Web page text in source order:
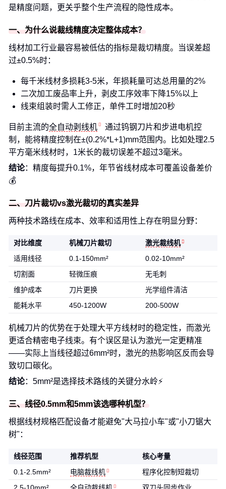
是精度问题，更关乎整个生产流程的隐性成本。
一、为什么说裁线精度决定整体成本？
线材加工行业最容易被低估的指标是裁切精度。当误差超
过±0.5%时：
每千米线材多损耗3-5米，年损耗量可达总用量的2%
二次加工废品率上升，剥皮工序效率下降15%以上
线束组装时需人工修正，单件工时增加20秒
目前主流的全自动剥线机
通过钨钢刀片和步进电机控
制，能将精度控制在±(0.2%*L+1)mm范围内。比如处理2.5
平方毫米线材时，1米长的裁切误差不超过3毫米。
结论：精度每提升0.1%，年节省线材成本可覆盖设备差价
💰
二、刀片裁切vs激光裁切的真实差异
两种技术路线在成本、效率和适用性上存在明显分野：
对比维度 机械刀片裁切
激光裁线机
适用线径
0.1-150mm²
0.02-10mm²
切割面
轻微压痕
无毛刺
维护成本
刀片更换
光学组件清洁
能耗水平
450-1200W 200-500W
机械刀片的优势在于处理大平方线材时的稳定性，而激光
更适合精密电子线束。有个误区是认为激光一定更精准
——实际上当线径超过6mm²时，激光的热影响区反而会导
致切口碳化。
结论：5mm²是选择技术路线的关键分水岭⚡
三、线径0.5mm和5mm该选哪种机型？
根据线材规格匹配设备才能避免"大马拉小车"或"小刀锯大
树"：
线径范围 推荐机型
核心考量
0.1-2.5mm²
电脑裁线机
程序化控制短裁切